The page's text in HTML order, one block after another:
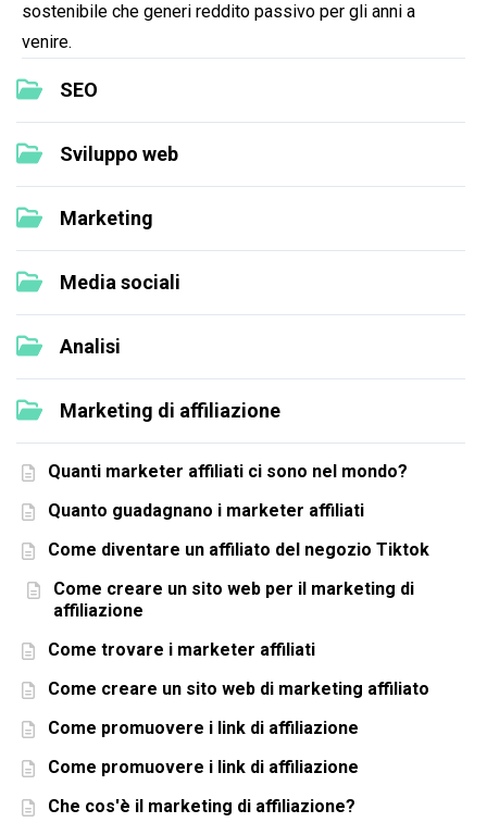
SEO
Sviluppo web
Marketing
Media sociali
Analisi
Marketing di affiliazione
Quanti marketer affiliati ci sono nel mondo?
Quanto guadagnano i marketer affiliati
Come diventare un affiliato del negozio Tiktok
Come creare un sito web per il marketing di
affiliazione
Come trovare i marketer affiliati
Come creare un sito web di marketing affiliato
Come promuovere i link di affiliazione
Come promuovere i link di affiliazione
Che cos'è il marketing di affiliazione?
sostenibile che generi reddito passivo per gli anni a
venire.